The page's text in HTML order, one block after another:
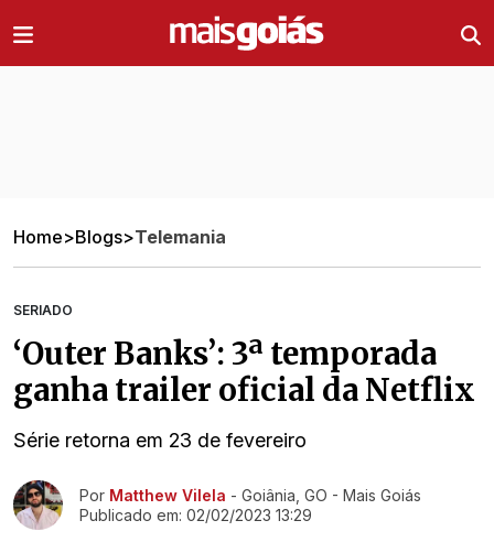
Home>Blogs>Telemania
SERIADO
‘Outer Banks’: 3ª temporada
ganha trailer oficial da Netflix
Série retorna em 23 de fevereiro
Ir direto pra matéria
Por Matthew Vilela - Goiânia, GO - Mais Goiás
Publicado em: 02/02/2023 13:29